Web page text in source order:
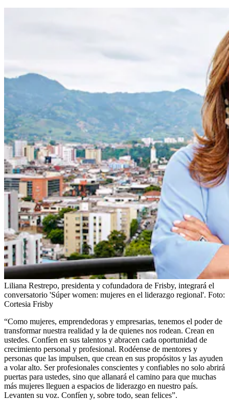
Liliana Restrepo, presidenta y cofundadora de Frisby, integrará el
conversatorio 'Súper women: mujeres en el liderazgo regional'. Foto:
Cortesia Frisby
“Como mujeres, emprendedoras y empresarias, tenemos el poder de
transformar nuestra realidad y la de quienes nos rodean. Crean en
ustedes. Confíen en sus talentos y abracen cada oportunidad de
crecimiento personal y profesional. Rodéense de mentores y
personas que las impulsen, que crean en sus propósitos y las ayuden
a volar alto. Ser profesionales conscientes y confiables no solo abrirá
puertas para ustedes, sino que allanará el camino para que muchas
más mujeres lleguen a espacios de liderazgo en nuestro país.
Levanten su voz. Confíen y, sobre todo, sean felices”.